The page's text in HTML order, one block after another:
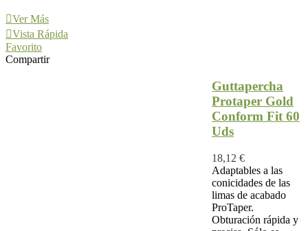
Ver Más
Vista Rápida
Favorito
Compartir
Guttapercha
Protaper Gold
Conform Fit 60
Uds
18,12 €
Adaptables a las
conicidades de las
limas de acabado
ProTaper.
Obturación rápida y